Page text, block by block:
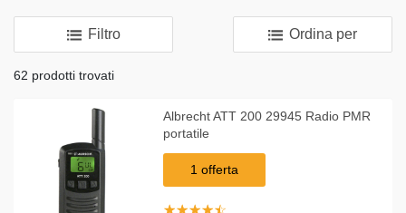
Filtro Ordina per
62 prodotti trovati
Albrecht ATT 200 29945 Radio PMR
portatile
1 offerta
☆☆☆☆☆
★★★★★